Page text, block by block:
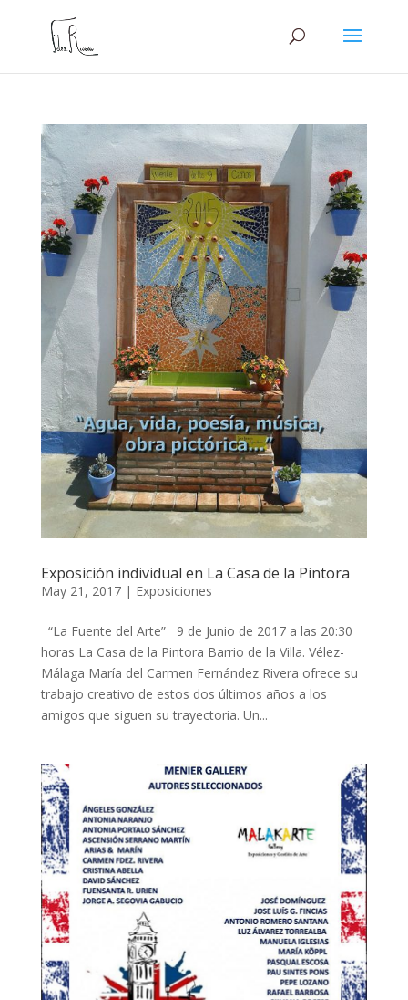
Exposición individual en La Casa de la Pintora
May 21, 2017| Exposiciones
“La Fuente del Arte” 9 de Junio de 2017 a las 20:30
horas La Casa de la Pintora Barrio de la Villa. Vélez-
Málaga María del Carmen Fernández Rivera ofrece su
trabajo creativo de estos dos últimos años a los
amigos que siguen su trayectoria. Un...